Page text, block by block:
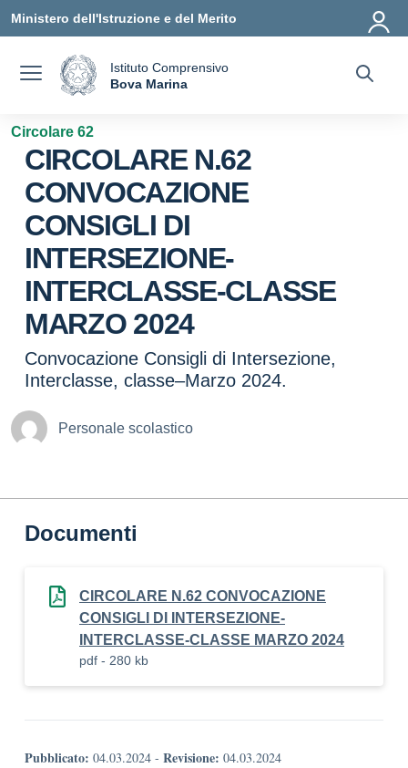
Ministero dell'Istruzione e del Merito
Istituto Comprensivo
Bova Marina
Circolare 62
CIRCOLARE N.62
CONVOCAZIONE
CONSIGLI DI
INTERSEZIONE-
INTERCLASSE-CLASSE
MARZO 2024
Convocazione Consigli di Intersezione,
Interclasse, classe–Marzo 2024.
Personale scolastico
Documenti
CIRCOLARE N.62 CONVOCAZIONE
CONSIGLI DI INTERSEZIONE-
INTERCLASSE-CLASSE MARZO 2024
pdf - 280 kb
Pubblicato: 04.03.2024 - Revisione: 04.03.2024